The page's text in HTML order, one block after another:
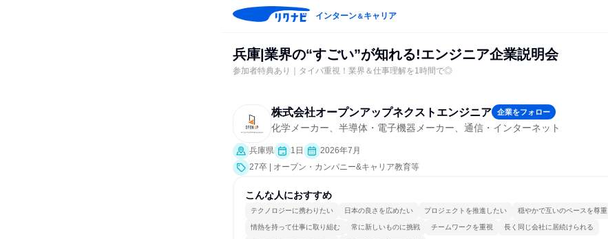
インターン＆キャリア
兵庫|業界の“すごい”が知れる!エンジニア企業説明会
参加者特典あり｜タイパ重視！業界＆仕事理解を1時間で◎
株式会社オープンアップネクストエンジニア 企業をフォロー
化学メーカー、半導体・電子機器メーカー、通信・インターネット
兵庫県 1日
2026年7月
27卒 | オープン・カンパニー&キャリア教育等
こんな人におすすめ
テクノロジーに携わりたい 日本の良さを広めたい プロジェクトを推進したい 穏やかで互いのペースを尊重
情熱を持って仕事に取り組む 常に新しいものに挑戦 チームワークを重視 長く同じ会社に居続けられる